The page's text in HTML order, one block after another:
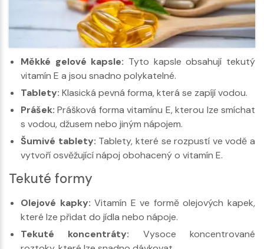
Měkké gelové kapsle: Tyto kapsle obsahují tekutý
vitamín E a jsou snadno polykatelné.
Tablety: Klasická pevná forma, která se zapíjí vodou.
Prášek:Prášková forma vitamínu E, kterou lze smíchat
s vodou, džusem nebo jiným nápojem.
Šumivé tablety: Tablety, které se rozpustí ve vodě a
vytvoří osvěžující nápoj obohacený o vitamín E.
Tekuté formy
Olejové kapky: Vitamín E ve formě olejových kapek,
které lze přidat do jídla nebo nápoje.
Tekuté koncentráty: Vysoce koncentrované